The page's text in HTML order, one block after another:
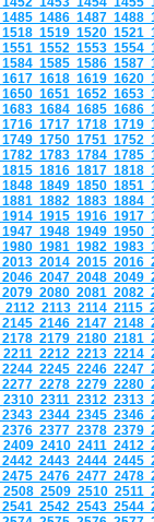
1485 1486 1487 1488
1518 1519 1520 1521
1551 1552 1553 1554
1584 1585 1586 1587
1617 1618 1619 1620
1650 1651 1652 1653
1683 1684 1685 1686
1716 1717 1718 1719
1749 1750 1751 1752
1782 1783 1784 1785
1815 1816 1817 1818
1848 1849 1850 1851
1881 1882 1883 1884
1914 1915 1916 1917
1947 1948 1949 1950
1980 1981 1982 1983
2013 2014 2015 2016
2046 2047 2048 2049
2079 2080 2081 2082
2112 2113 2114 2115
2145 2146 2147 2148
2178 2179 2180 2181
2211 2212 2213 2214
2244 2245 2246 2247
2277 2278 2279 2280
2310 2311 2312 2313
2343 2344 2345 2346
2376 2377 2378 2379
2409 2410 2411 2412
2442 2443 2444 2445
2475 2476 2477 2478
2508 2509 2510 2511
2541 2542 2543 2544